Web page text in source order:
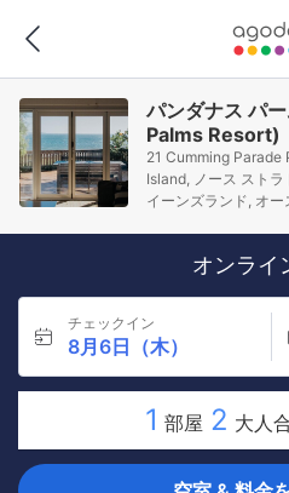
パンダナス パ
Palms Resort)
21 Cumming
Island, ノース スト
イーンズランド, オ
オンライ
チェックイン
8月6日（木）
1 部屋 2 大人